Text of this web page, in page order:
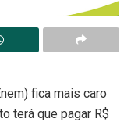
fica mais caro
terá que pagar R$